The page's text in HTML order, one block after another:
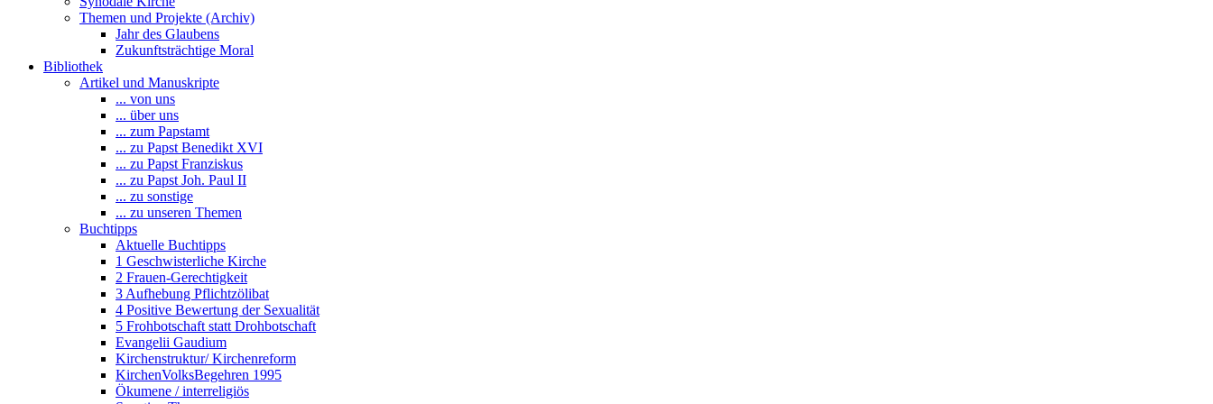
Themen und Projekte (Archiv)
Jahr des Glaubens
Zukunftsträchtige Moral
Bibliothek
Artikel und Manuskripte
... von uns
... über uns
... zum Papstamt
... zu Papst Benedikt XVI
... zu Papst Franziskus
... zu Papst Joh. Paul II
... zu sonstige
... zu unseren Themen
Buchtipps
Aktuelle Buchtipps
1 Geschwisterliche Kirche
2 Frauen-Gerechtigkeit
3 Aufhebung Pflichtzölibat
4 Positive Bewertung der Sexualität
5 Frohbotschaft statt Drohbotschaft
Evangelii Gaudium
Kirchenstruktur/ Kirchenreform
KirchenVolksBegehren 1995
Ökumene / interreligiös